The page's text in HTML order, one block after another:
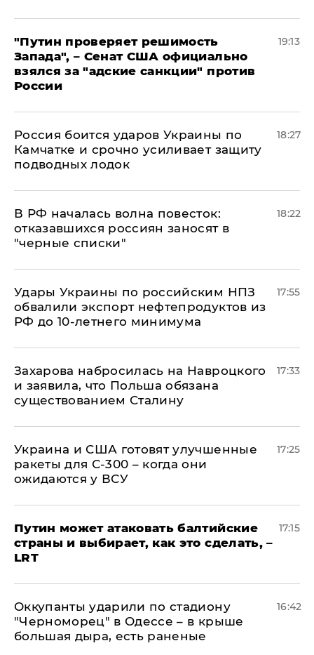
"Путин проверяет решимость
Запада", – Сенат США официально
взялся за "адские санкции" против
России
19:13
Россия боится ударов Украины по
Камчатке и срочно усиливает защиту
подводных лодок
18:27
​В РФ началась волна повесток:
отказавшихся россиян заносят в
"черные списки"
18:22
Удары Украины по российским НПЗ
обвалили экспорт нефтепродуктов из
РФ до 10-летнего минимума
17:55
​Захарова набросилась на Навроцкого
и заявила, что Польша обязана
существованием Сталину
17:33
Украина и США готовят улучшенные
ракеты для С-300 – когда они
ожидаются у ВСУ
17:25
Путин может атаковать балтийские
страны и выбирает, как это сделать, –
LRT
17:15
Оккупанты ударили по стадиону
"Черноморец" в Одессе – в крыше
большая дыра, есть раненые
16:42